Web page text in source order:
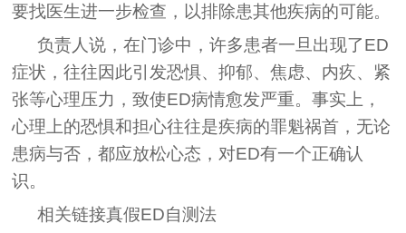
要找医生进一步检查，以排除患其他疾病的可能。
负责人说，在门诊中，许多患者一旦出现了ED
症状，往往因此引发恐惧、抑郁、焦虑、内疚、紧
张等心理压力，致使ED病情愈发严重。事实上，
心理上的恐惧和担心往往是疾病的罪魁祸首，无论
患病与否，都应放松心态，对ED有一个正确认
识。
相关链接真假ED自测法